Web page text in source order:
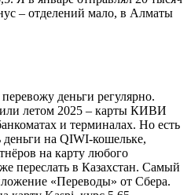
– отделений мало, в Алматы
деньги регулярно.
летом 2025 – карты КИВИ
и терминалах. Но есть
деньги на QIWI-кошельке,
на карту любого
переслать в Казахстан. Самый
«Переводы» от Сбера.